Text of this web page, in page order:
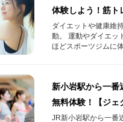
体験しよう！筋ト
風呂やサウナなど
慣を身に着ける！
ダイエットや健康維
動。 運動やダイエッ
ほどスポーツジムに体
新小岩駅から一番
無料体験！【ジェ
ス＆スパ新小岩】
JR新小岩駅から一番